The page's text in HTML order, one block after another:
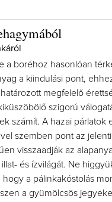
a boréhoz hasonlóan
a kiindulási pont,
megfelelő
szigorú
számít. A hazai párlatok
szemben pont az
visszaadják az
és ízvilágát. Ne
hogy a pálinkakóstolás
a gyümölcsös